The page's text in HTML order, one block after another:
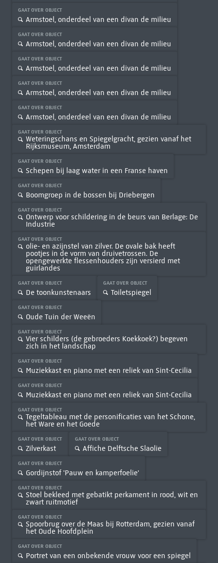
GAAT OVER OBJECT
Armstoel, onderdeel van een divan de milieu
GAAT OVER OBJECT
Armstoel, onderdeel van een divan de milieu
GAAT OVER OBJECT
Armstoel, onderdeel van een divan de milieu
GAAT OVER OBJECT
Armstoel, onderdeel van een divan de milieu
GAAT OVER OBJECT
Armstoel, onderdeel van een divan de milieu
GAAT OVER OBJECT
Weteringschans en Spiegelgracht, gezien vanaf het
Rijksmuseum, Amsterdam
GAAT OVER OBJECT
Schepen bij laag water in een Franse haven
GAAT OVER OBJECT
Boomgroep in de bossen bij Driebergen
GAAT OVER OBJECT
Ontwerp voor schildering in de beurs van Berlage: De
Industrie
GAAT OVER OBJECT
olie- en azijnstel van zilver. De ovale bak heeft
pootjes in de vorm van druivetrossen. De
opengewerkte flessenhouders zijn versierd met
guirlandes
GAAT OVER OBJECT
De toonkunstenaars
GAAT OVER OBJECT
Toiletspiegel
GAAT OVER OBJECT
Oude Tuin der Weeën
GAAT OVER OBJECT
Vier schilders (de gebroeders Koekkoek?) begeven
zich in het landschap
GAAT OVER OBJECT
Muziekkast en piano met een reliek van Sint-Cecilia
GAAT OVER OBJECT
Muziekkast en piano met een reliek van Sint-Cecilia
GAAT OVER OBJECT
Tegeltableau met de personificaties van het Schone,
het Ware en het Goede
GAAT OVER OBJECT
Zilverkast
GAAT OVER OBJECT
Affiche Delftsche Slaolie
GAAT OVER OBJECT
Gordijnstof 'Pauw en kamperfoelie'
GAAT OVER OBJECT
Stoel bekleed met gebatikt perkament in rood, wit en
zwart ruitmotief
GAAT OVER OBJECT
Spoorbrug over de Maas bij Rotterdam, gezien vanaf
het Oude Hoofdplein
GAAT OVER OBJECT
Portret van een onbekende vrouw voor een spiegel